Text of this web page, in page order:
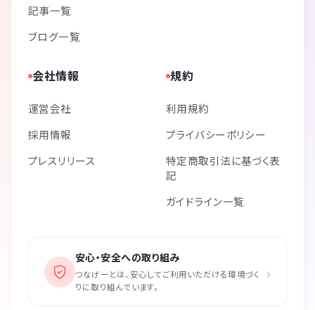
記事一覧
ブログ一覧
会社情報
運営会社
採用情報
プレスリリース
規約
利用規約
プライバシーポリシー
特定商取引法に基づく表
記
ガイドライン一覧
安心・安全への取り組み
つなげーとは、安心してご利用いただける環境づく
りに取り組んでいます。
›